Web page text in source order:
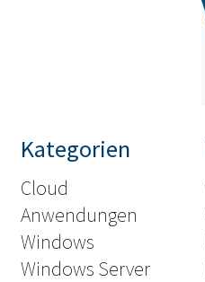
Kategorien
Cloud
Anwendungen
Windows
Windows Server